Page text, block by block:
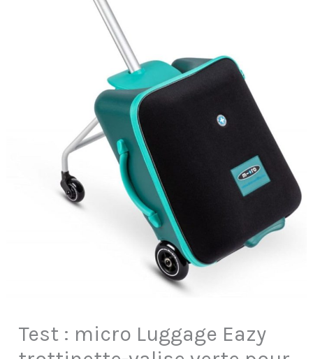
Test : micro Luggage Eazy